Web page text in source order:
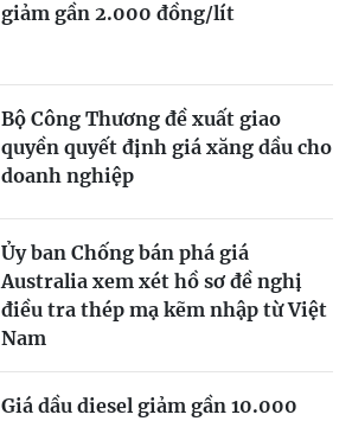
giảm gần 2.000 đồng/lít
Bộ Công Thương đề xuất giao
quyền quyết định giá xăng dầu cho
doanh nghiệp
Ủy ban Chống bán phá giá
Australia xem xét hồ sơ đề nghị
điều tra thép mạ kẽm nhập từ Việt
Nam
Giá dầu diesel giảm gần 10.000